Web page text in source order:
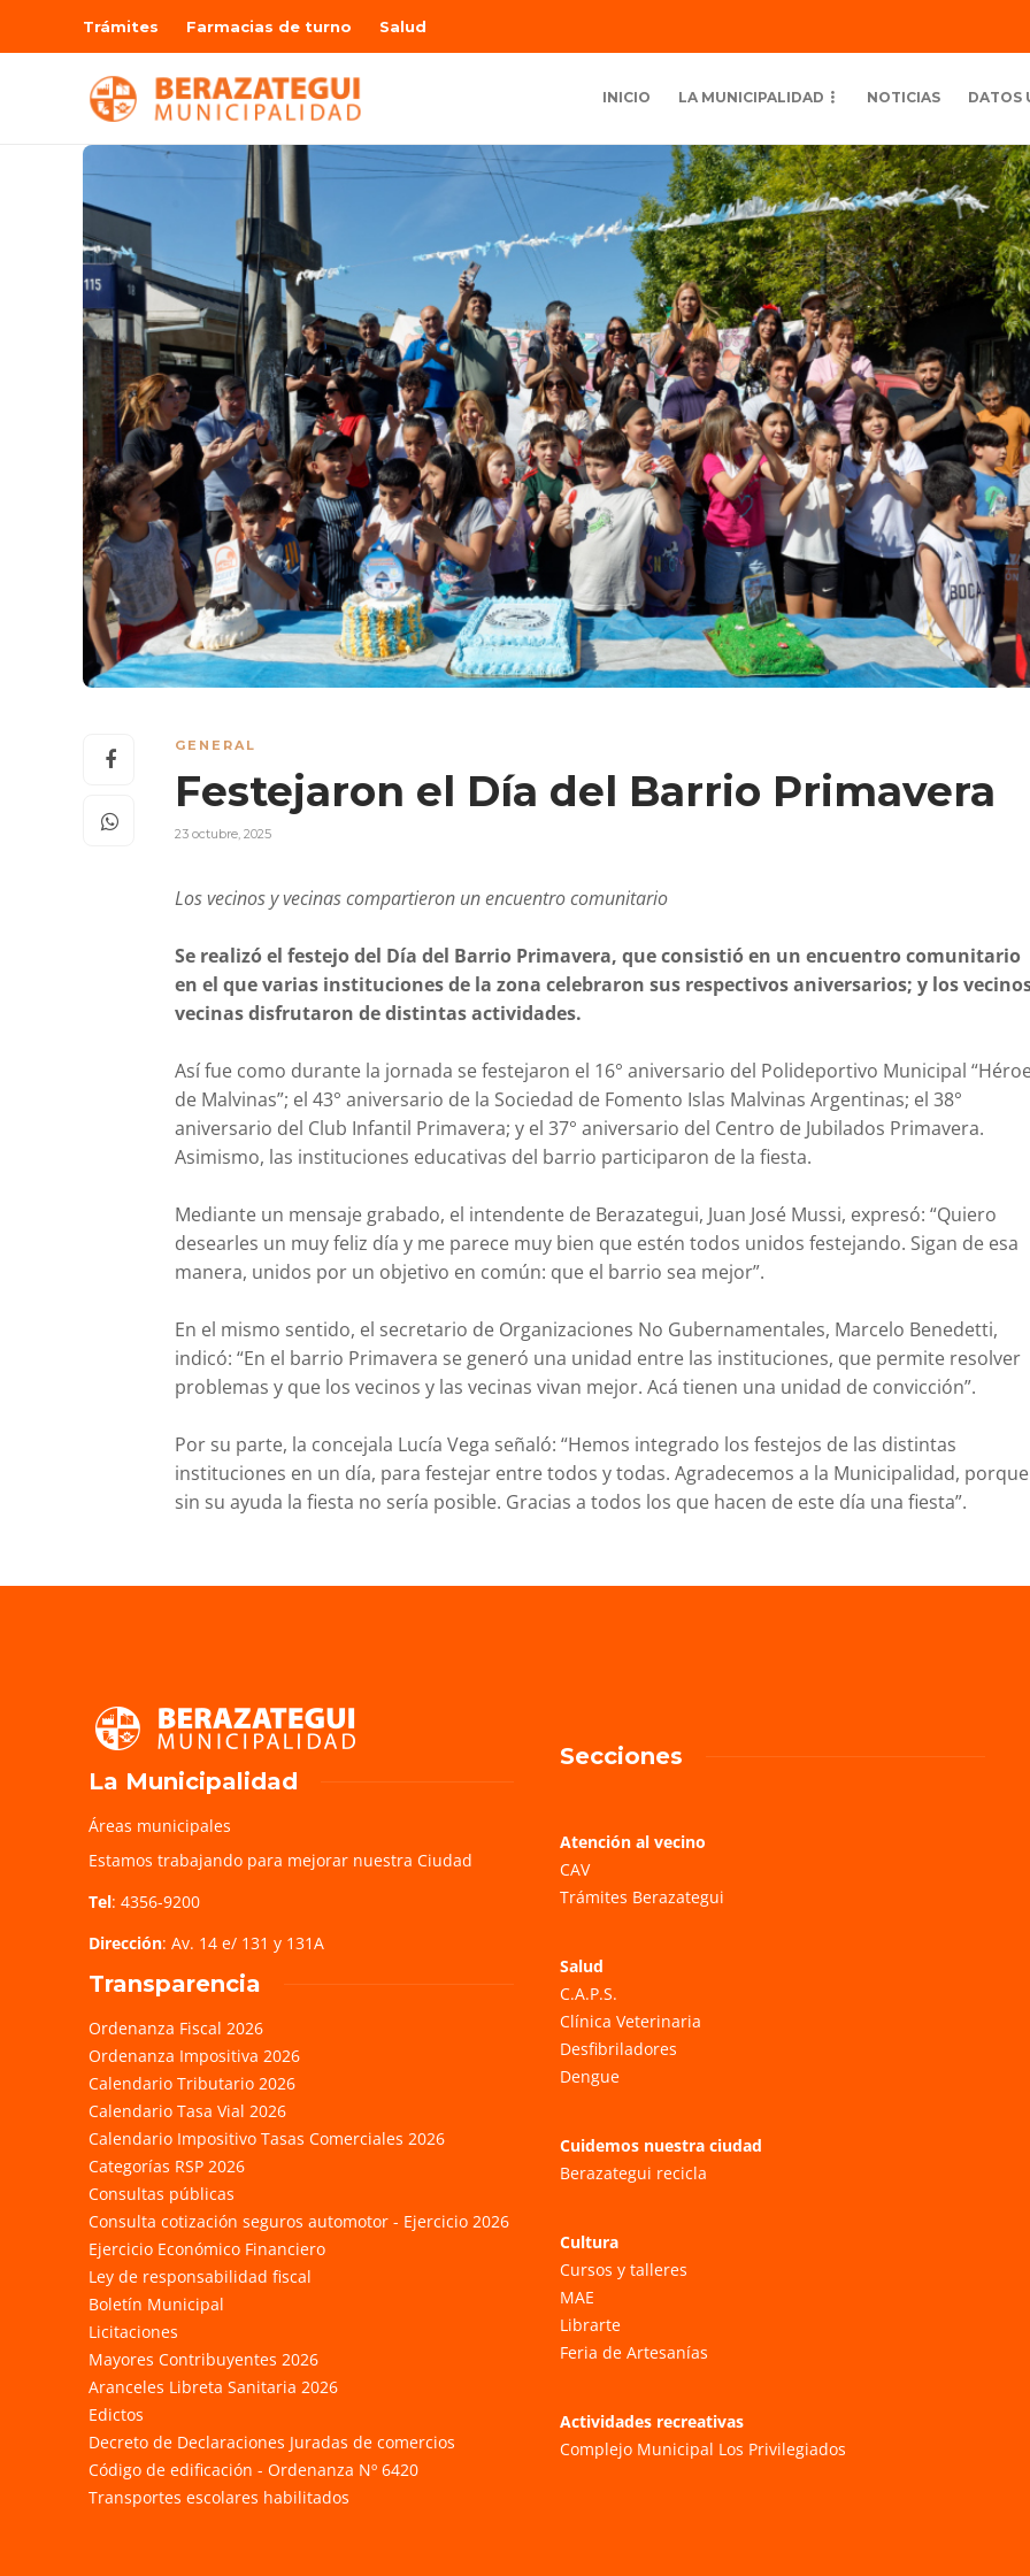
Trámites Farmacias de turno Salud
INICIO LA MUNICIPALIDAD NOTICIAS DATOS
GENERAL
Festejaron el Día del Barrio Primavera
23 octubre, 2025
Los vecinos y vecinas compartieron un encuentro comunitario
Se realizó el festejo del Día del Barrio Primavera, que consistió en un encuentro comunitario
en el que varias instituciones de la zona celebraron sus respectivos aniversarios; y los
vecinas disfrutaron de distintas actividades.
Así fue como durante la jornada se festejaron el 16° aniversario del Polideportivo Municipal
de Malvinas”; el 43° aniversario de la Sociedad de Fomento Islas Malvinas Argentinas; el 38°
aniversario del Club Infantil Primavera; y el 37° aniversario del Centro de Jubilados Primavera.
Asimismo, las instituciones educativas del barrio participaron de la fiesta.
Mediante un mensaje grabado, el intendente de Berazategui, Juan José Mussi, expresó: “Quiero
desearles un muy feliz día y me parece muy bien que estén todos unidos festejando. Sigan de esa
manera, unidos por un objetivo en común: que el barrio sea mejor”.
En el mismo sentido, el secretario de Organizaciones No Gubernamentales, Marcelo Benedetti,
indicó: “En el barrio Primavera se generó una unidad entre las instituciones, que permite resolver
problemas y que los vecinos y las vecinas vivan mejor. Acá tienen una unidad de convicción”.
Por su parte, la concejala Lucía Vega señaló: “Hemos integrado los festejos de las distintas
instituciones en un día, para festejar entre todos y todas. Agradecemos a la Municipalidad, porque
sin su ayuda la fiesta no sería posible. Gracias a todos los que hacen de este día una fiesta”.
La Municipalidad
Áreas municipales
Estamos trabajando para mejorar nuestra Ciudad
Tel: 4356-9200
Dirección: Av. 14 e/ 131 y 131A
Transparencia
Ordenanza Fiscal 2026
Ordenanza Impositiva 2026
Calendario Tributario 2026
Calendario Tasa Vial 2026
Calendario Impositivo Tasas Comerciales 2026
Categorías RSP 2026
Consultas públicas
Consulta cotización seguros automotor - Ejercicio 2026
Ejercicio Económico Financiero
Ley de responsabilidad fiscal
Boletín Municipal
Licitaciones
Mayores Contribuyentes 2026
Aranceles Libreta Sanitaria 2026
Edictos
Decreto de Declaraciones Juradas de comercios
Código de edificación - Ordenanza Nº 6420
Transportes escolares habilitados
Secciones
Atención al vecino
CAV
Trámites Berazategui
Salud
C.A.P.S.
Clínica Veterinaria
Desfibriladores
Dengue
Cuidemos nuestra ciudad
Berazategui recicla
Cultura
Cursos y talleres
MAE
Librarte
Feria de Artesanías
Actividades recreativas
Complejo Municipal Los Privilegiados